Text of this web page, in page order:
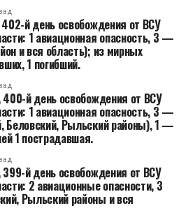
й день освобождения от ВСУ
1 авиационная опасность, 3 —
и вся область); из мирных
1 погибший.
й день освобождения от ВСУ
1 авиационная опасность, 3 —
Беловский, Рыльский районы), 1 —
1 пострадавшая.
й день освобождения от ВСУ
2 авиационные опасности, 3
Рыльский районы и вся